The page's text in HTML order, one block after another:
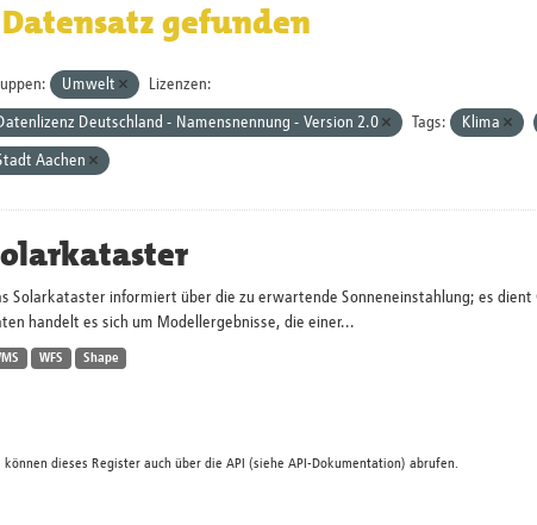
Datensatz gefunden
Umwelt Lizenzen:
Deutschland - Namensnennung - Version 2.0 Tags: Klima
Aachen
Solarkataster informiert über die zu erwartende Sonneneinstahlung; es
handelt es sich um Modellergebnisse, die einer...
WFS Shape
können dieses Register auch über die API (siehe API-Dokumentation) abrufen.